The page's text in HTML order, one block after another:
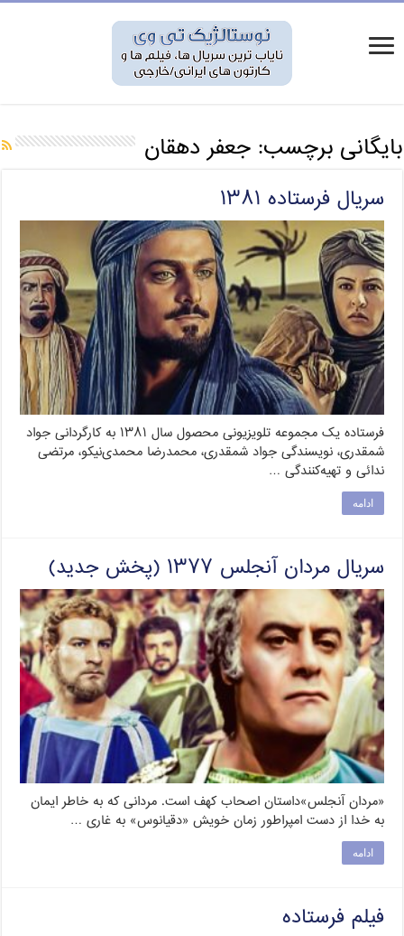
بایگانی برچسب:جعفر دهقان
سریال فرستاده ۱۳۸۱
فرستاده یک مجموعه تلویزیونی محصول سال ۱۳۸۱ به کارگردانی جواد
شمقدری، نویسندگی جواد شمقدری، محمدرضا محمدی‌نیکو، مرتضی
ندائی و تهیه‌کنندگی …
ادامه
سریال مردان آنجلس ۱۳۷۷ (پخش جدید)
«مردان آنجلس»داستان اصحاب کهف است. مردانی که به خاطر ایمان
به خدا از دست امپراطور زمان خویش «دقیانوس» به غاری …
ادامه
فیلم فرستاده